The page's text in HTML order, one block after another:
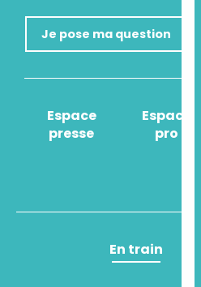
Je pose ma question
Espace
presse
Espace
pro
En train